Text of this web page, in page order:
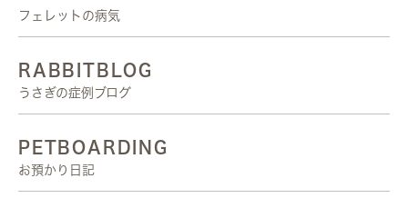
フェレットの病気
RABBITBLOG
うさぎの症例ブログ
PETBOARDING
お預かり日記